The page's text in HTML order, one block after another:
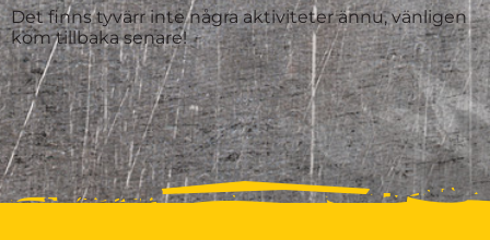
Det finns tyvärr inte några aktiviteter ännu, vänligen
kom tillbaka senare!